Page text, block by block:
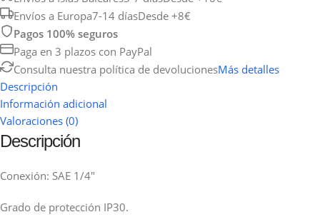
Envíos a Europa7-14 díasDesde +8€
Pagos 100% seguros
Paga en 3 plazos con PayPal
Consulta nuestra política de devolucionesMás detalles
Descripción
Información adicional
Valoraciones (0)
Descripción
Conexión: SAE 1/4″
Grado de protección IP30.